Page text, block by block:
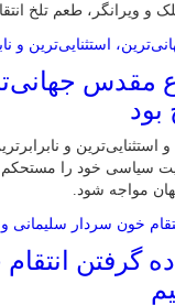
ویرانگر، طعم تلخ
بود
و
سیاسی خود را مستحکم
مواجه شود.
گرفتن